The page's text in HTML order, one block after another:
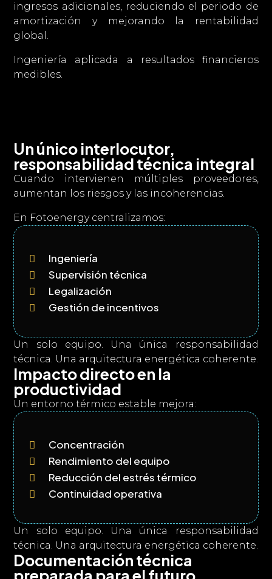
ingresos adicionales, reduciendo el periodo de
amortización y mejorando la rentabilidad
global.
Ingeniería aplicada a resultados financieros
medibles.
Un único interlocutor,
responsabilidad técnica integral
Cuando intervienen múltiples proveedores,
aumentan los riesgos y las incoherencias.
En Fotoenergy centralizamos:
 Ingeniería
 Supervisión técnica
 Legalización
 Gestión de incentivos
Un solo equipo. Una única responsabilidad
técnica. Una arquitectura energética coherente.
Impacto directo en la
productividad
Un entorno térmico estable mejora:
 Concentración
 Rendimiento del equipo
 Reducción del estrés térmico
 Continuidad operativa
Un solo equipo. Una única responsabilidad
técnica. Una arquitectura energética coherente.
Documentación técnica